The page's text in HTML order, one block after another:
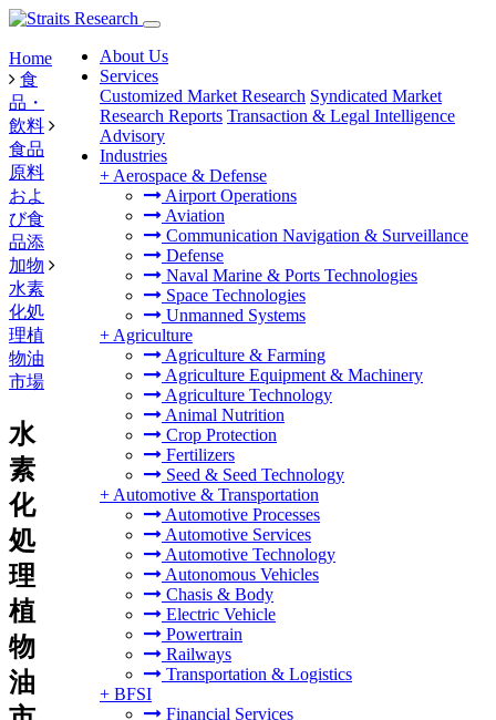
About Us
Services
Customized Market Research Syndicated Market
Research Reports Transaction & Legal Intelligence
Advisory
Industries
+ Aerospace & Defense
Airport Operations
Aviation
Communication Navigation & Surveillance
Defense
Naval Marine & Ports Technologies
Space Technologies
Unmanned Systems
+ Agriculture
Agriculture & Farming
Agriculture Equipment & Machinery
Agriculture Technology
Animal Nutrition
Crop Protection
Fertilizers
Seed & Seed Technology
+ Automotive & Transportation
Automotive Processes
Automotive Services
Automotive Technology
Autonomous Vehicles
Chasis & Body
Electric Vehicle
Powertrain
Railways
Transportation & Logistics
+ BFSI
Financial Services
Home
食
品・
飲料
食品
原料
およ
び食
品添
加物
水素
化処
理植
物油
市場
水
素
化
処
理
植
物
油